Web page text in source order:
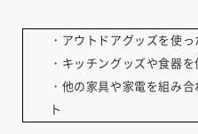
・アウトドアグッズを使
・キッチングッズや食器
・他の家具や家電を組み
ト